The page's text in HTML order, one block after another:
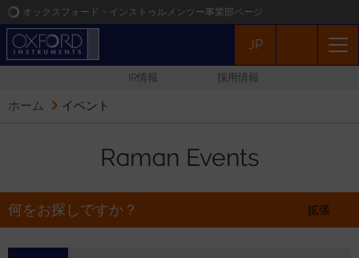
オックスフォード・インストゥルメンツー事業部ページ
オックスフォード・インストゥルメンツ
JP
IR情報 採用情報
ホーム イベント
Raman Events
何をお探しですか？ 拡張